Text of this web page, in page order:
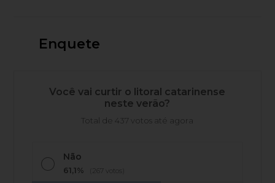
Enquete
Você vai curtir o litoral catarinense
neste verão?
Total de 437 votos até agora
Não
61,1% (267 votos)